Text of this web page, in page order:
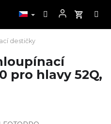
destičky
pro hlavy 52Q,